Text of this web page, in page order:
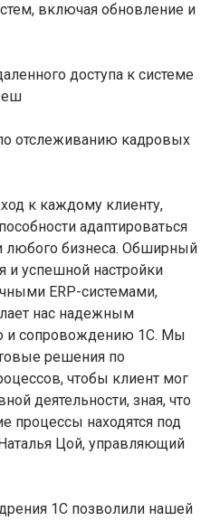
включая обновление и
доступа к системе
кадровых
к каждому клиенту,
адаптироваться
любого бизнеса. Обширный
и успешной настройки
ERP-системами,
нас надежным
и сопровождению 1С. Мы
решения по
чтобы клиент мог
деятельности, зная, что
процессы находятся под
Цой, управляющий
1С позволили нашей